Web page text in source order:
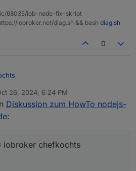
68035/iob-node-fix-skript
iobroker.net/diag.sh && bash diag.sh
0
der user 'chefkochts' ist nicht in der
drin.
-a -G iobroker chefkochts
26, 2024, 6:24 PM
Diskussion zum HowTo nodejs-
:
iobroker chefkochts